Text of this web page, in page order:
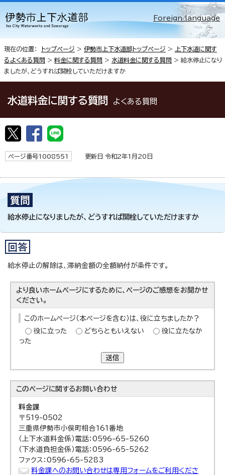
Foreign language
現在の位置： トップページ > 伊勢市上下水道部トップページ >
上下水道に関す
るよくある質問 > 料金に関する質問 > 水道料金に関する質問 > 給水停止になり
ましたが、どうすれば開栓していただけますか
水道料金に関する質問 よくある質問
ページ番号1008551 更新日 令和2年1月20日
給水停止になりましたが、どうすれば開栓していただけますか
給水停止の解除は、滞納金額の全額納付が条件です。
より良いホームページにするために、ページのご感想をお聞かせ
ください。
このホームページ（本ページを含む）は、役に立ちましたか？
役に立った
どちらともいえない
役に立たなか
った
送信
このページに関するお問い合わせ
料金課
〒519-0502
三重県伊勢市小俣町相合161番地
（上下水道料金係）電話：0596-65-5260
（下水道負担金係）電話：0596-65-5262
ファクス：0596-65-5283
料金課へのお問い合わせは専用フォームをご利用くださ